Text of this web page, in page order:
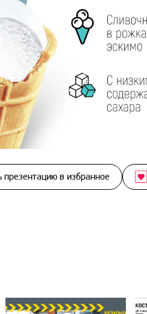
презентацию в избранное